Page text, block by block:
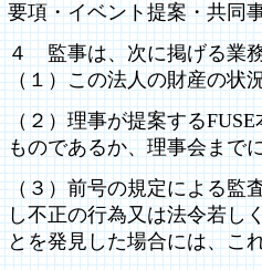
要項・イベント提案・共同
４ 監事は、次に掲げる業
（１）この法人の財産の状
（２）理事が提案する
ものであるか、理事会まで
（３）前号の規定による監
し不正の行為又は法令若し
とを発見した場合には、こ